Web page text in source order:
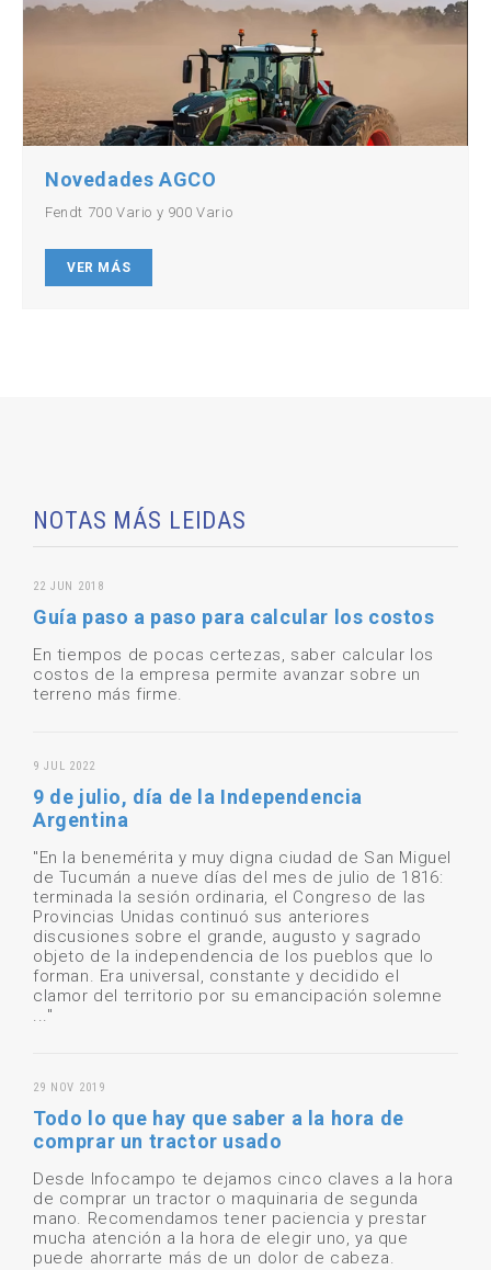
Novedades AGCO
Fendt 700 Vario y 900 Vario
VER MÁS
NOTAS MÁS LEIDAS
22 JUN 2018
Guía paso a paso para calcular los costos
En tiempos de pocas certezas, saber calcular los
costos de la empresa permite avanzar sobre un
terreno más firme.
9 JUL 2022
9 de julio, día de la Independencia
Argentina
"En la benemérita y muy digna ciudad de San Miguel
de Tucumán a nueve días del mes de julio de 1816:
terminada la sesión ordinaria, el Congreso de las
Provincias Unidas continuó sus anteriores
discusiones sobre el grande, augusto y sagrado
objeto de la independencia de los pueblos que lo
forman. Era universal, constante y decidido el
clamor del territorio por su emancipación solemne
..."
29 NOV 2019
Todo lo que hay que saber a la hora de
comprar un tractor usado
Desde Infocampo te dejamos cinco claves a la hora
de comprar un tractor o maquinaria de segunda
mano. Recomendamos tener paciencia y prestar
mucha atención a la hora de elegir uno, ya que
puede ahorrarte más de un dolor de cabeza.